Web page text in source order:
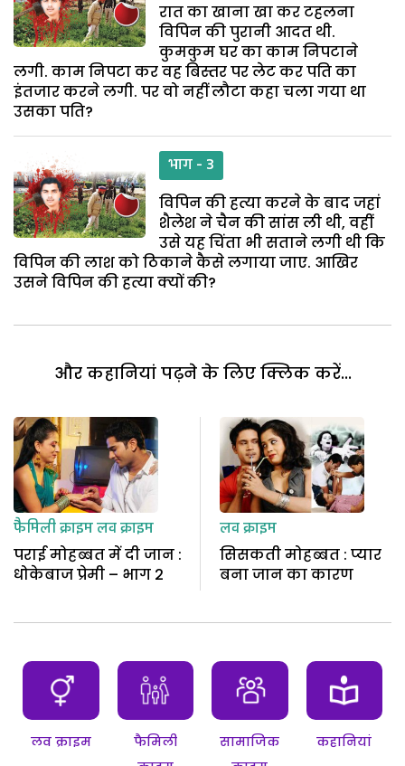
रात का खाना खा कर टहलना
विपिन की पुरानी आदत थी.
कुमकुम घर का काम निपटाने
लगी. काम निपटा कर वह बिस्तर पर लेट कर पति का
इंतजार करने लगी. पर वो नहीं लौटा कहा चला गया था
उसका पति?
भाग - 3
विपिन की हत्या करने के बाद जहां
शैलेश ने चैन की सांस ली थी, वहीं
उसे यह चिंता भी सताने लगी थी कि
विपिन की लाश को ठिकाने कैसे लगाया जाए. आखिर
उसने विपिन की हत्या क्यों की?
और कहानियां पढ़ने के लिए क्लिक करें...
फैमिली क्राइमलव क्राइम
पराई मोहब्बत में दी जान :
धोकेबाज प्रेमी – भाग 2
लव क्राइम
सिसकती मोहब्बत : प्यार
बना जान का कारण
लव क्राइम
फैमिली
सामाजिक
कहानियां